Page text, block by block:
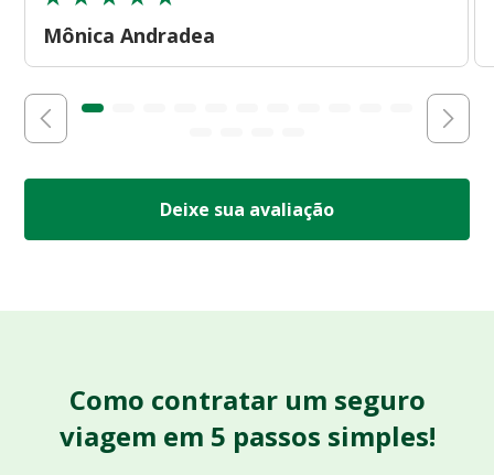
Mônica Andradea
Deixe sua avaliação
Como contratar um seguro
viagem em 5 passos simples!